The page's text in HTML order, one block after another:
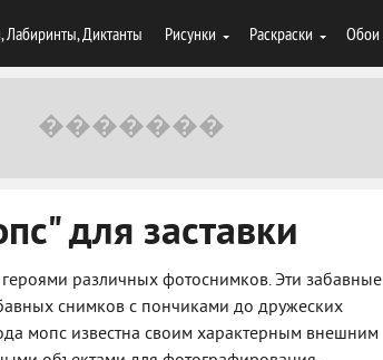
Лабиринты, Диктанты Рисунки Раскраски Обои
для заставки
различных фотоснимков. Эти забавные
снимков с пончиками до дружеских
мопс известна своим характерным внешним